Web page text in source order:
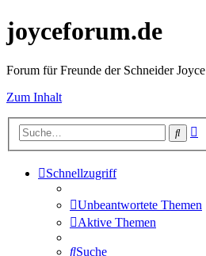
joyceforum.de
Forum für Freunde der Schneider Joyce
Zum Inhalt
Suche
Schnellzugriff
Unbeantwortete Themen
Aktive Themen
Suche